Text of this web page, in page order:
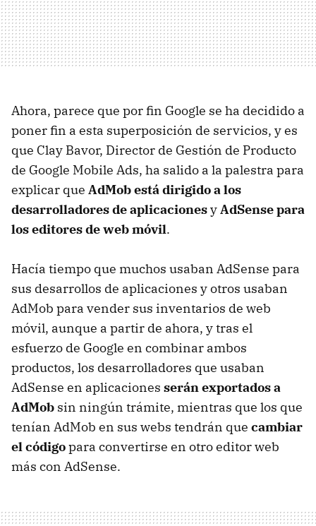
Ahora, parece que por fin Google se ha decidido a
poner fin a esta superposición de servicios, y es
que Clay Bavor, Director de Gestión de Producto
de Google Mobile Ads, ha salido a la palestra para
explicar que AdMob está dirigido a los
desarrolladores de aplicacionesyAdSense para
los editores de web móvil.
Hacía tiempo que muchos usaban AdSense para
sus desarrollos de aplicaciones y otros usaban
AdMob para vender sus inventarios de web
móvil, aunque a partir de ahora, y tras el
esfuerzo de Google en combinar ambos
productos, los desarrolladores que usaban
AdSense en aplicaciones serán exportados a
AdMob sin ningún trámite, mientras que los que
tenían AdMob en sus webs tendrán que cambiar
el códigopara convertirse en otro editor web
más con AdSense.